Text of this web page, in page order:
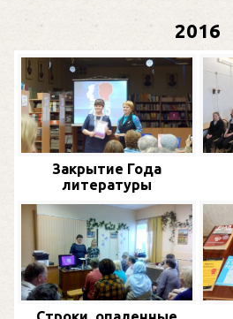
2016
Закрытие Года
литературы